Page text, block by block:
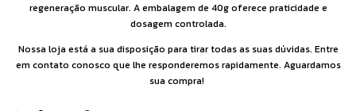
regeneração muscular. A embalagem de 40g oferece praticidade e
dosagem controlada.
Nossa loja está a sua disposição para tirar todas as suas dúvidas. Entre
em contato conosco que lhe responderemos rapidamente. Aguardamos
sua compra!